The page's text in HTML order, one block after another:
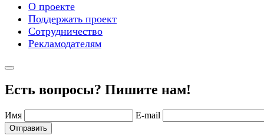
О проекте
Поддержать проект
Сотрудничество
Рекламодателям
Есть вопросы? Пишите нам!
Имя E-mail